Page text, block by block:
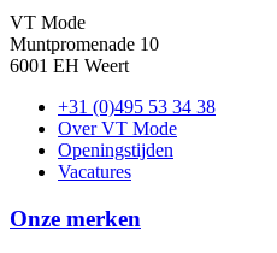
VT Mode
Muntpromenade 10
6001 EH Weert
+31 (0)495 53 34 38
Over VT Mode
Openingstijden
Vacatures
Onze merken